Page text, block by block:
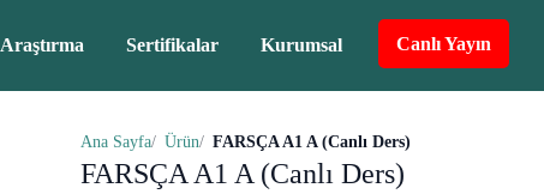
Araştırma Sertifikalar Kurumsal Canlı Yayın
Ana Sayfa Ürün FARSÇA A1 A (Canlı Ders)
FARSÇA A1 A (Canlı Ders)